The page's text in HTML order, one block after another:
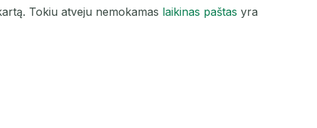
Tokiu atveju nemokamas laikinas paštas yra